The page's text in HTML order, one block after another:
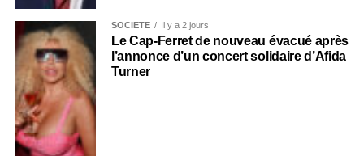
SOCIÉTÉ Il y a 2 jours
Le Cap-Ferret de nouveau évacué après
l’annonce d’un concert solidaire d’Afida
Turner